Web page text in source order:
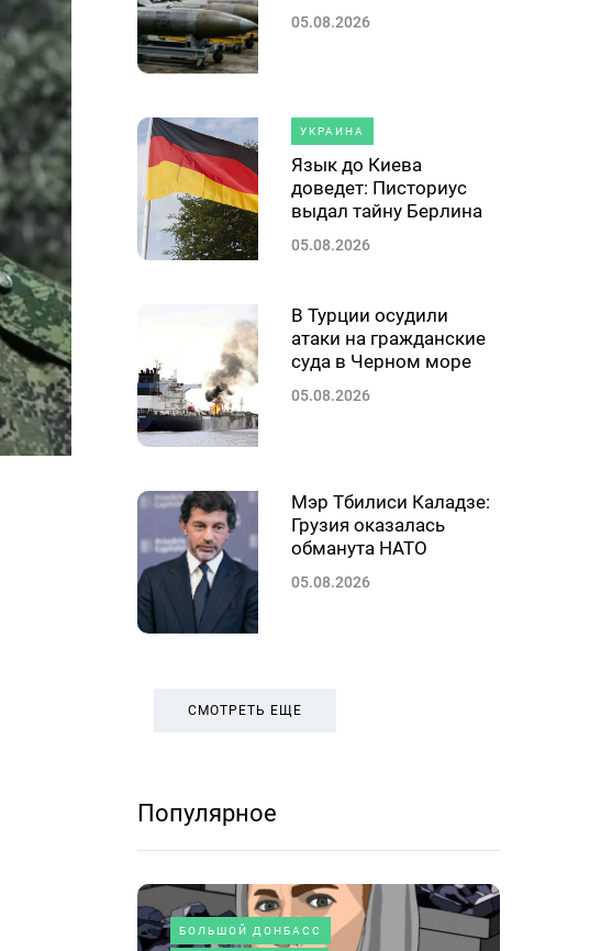
05.08.2026
УКРАИНА
Язык до Киева
доведет: Писториус
выдал тайну Берлина
05.08.2026
В Турции осудили
атаки на гражданские
суда в Черном море
05.08.2026
Мэр Тбилиси Каладзе:
Грузия оказалась
обманута НАТО
05.08.2026
СМОТРЕТЬ ЕЩЕ
Популярное
БОЛЬШОЙ ДОНБАСС